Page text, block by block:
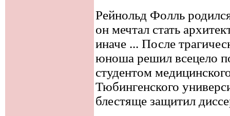
Рейнольд Фолль
он мечтал стать
иначе ... После
юноша решил всецело
студентом
Тюбингенского
блестяще защитил